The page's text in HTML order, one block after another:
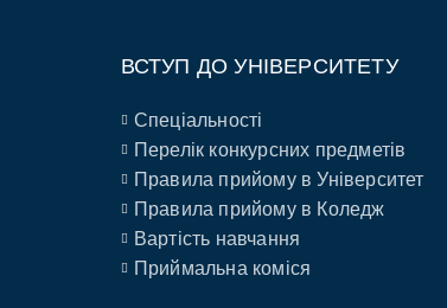
ВСТУП ДО УНІВЕРСИТЕТУ
Спеціальності
Перелік конкурсних предметів
Правила прийому в Університет
Правила прийому в Коледж
Вартість навчання
Приймальна коміся